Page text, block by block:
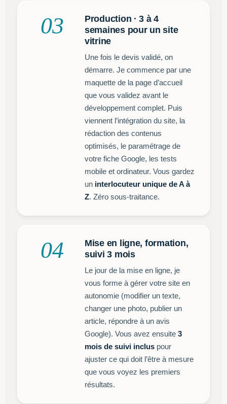
03
Production · 3 à 4
semaines pour un site
vitrine
Une fois le devis validé, on
démarre. Je commence par une
maquette de la page d’accueil
que vous validez avant le
développement complet. Puis
viennent l’intégration du site, la
rédaction des contenus
optimisés, le paramétrage de
votre fiche Google, les tests
mobile et ordinateur. Vous gardez
un interlocuteur unique de A à
Z. Zéro sous-traitance.
04
Mise en ligne, formation,
suivi 3 mois
Le jour de la mise en ligne, je
vous forme à gérer votre site en
autonomie (modifier un texte,
changer une photo, publier un
article, répondre à un avis
Google). Vous avez ensuite 3
mois de suivi inclus pour
ajuster ce qui doit l’être à mesure
que vous voyez les premiers
résultats.